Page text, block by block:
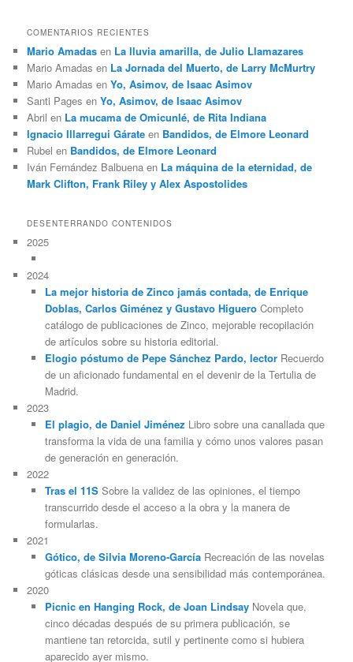
COMENTARIOS RECIENTES
Mario Amadas en La lluvia amarilla, de Julio Llamazares
Mario Amadas en La Jornada del Muerto, de Larry McMurtry
Mario Amadas enYo, Asimov, de Isaac Asimov
Santi Pages enYo, Asimov, de Isaac Asimov
Abril en La mucama de Omicunlé, de Rita Indiana
Ignacio Illarregui Gárate en Bandidos, de Elmore Leonard
Rubel en Bandidos, de Elmore Leonard
Iván Fernández Balbuena en La máquina de la eternidad, de
Mark Clifton, Frank Riley y Alex Aspostolides
DESENTERRANDO CONTENIDOS
2025
2024
La mejor historia de Zinco jamás contada, de Enrique
Doblas, Carlos Giménez y Gustavo HigueroCompleto
catálogo de publicaciones de Zinco, mejorable recopilación
de artículos sobre su historia editorial.
Elogio póstumo de Pepe Sánchez Pardo, lectorRecuerdo
de un aficionado fundamental en el devenir de la Tertulia de
Madrid.
2023
El plagio, de Daniel Jiménez Libro sobre una canallada que
transforma la vida de una familia y cómo unos valores pasan
de generación en generación.
2022
Tras el 11SSobre la validez de las opiniones, el tiempo
transcurrido desde el acceso a la obra y la manera de
formularlas.
2021
Gótico, de Silvia Moreno-GarcíaRecreación de las novelas
góticas clásicas desde una sensibilidad más contemporánea.
2020
Picnic en Hanging Rock, de Joan LindsayNovela que,
cinco décadas después de su primera publicación, se
mantiene tan retorcida, sutil y pertinente como si hubiera
aparecido ayer mismo.